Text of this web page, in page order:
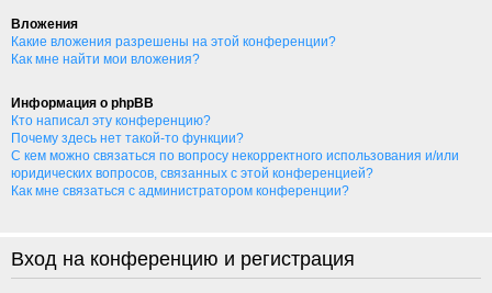
Вложения
Какие вложения разрешены на этой конференции?
Как мне найти мои вложения?
Информация о phpBB
Кто написал эту конференцию?
Почему здесь нет такой-то функции?
С кем можно связаться по вопросу некорректного использования и/или
юридических вопросов, связанных с этой конференцией?
Как мне связаться с администратором конференции?
Вход на конференцию и регистрация